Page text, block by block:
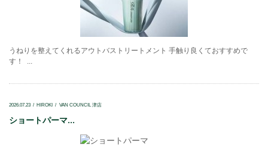
うねりを整えてくれるアウトバストリートメント 手触り良くておすすめで
す！ ...
2026.07.23 HIROKI VAN COUNCIL 津店
ショートパーマ...